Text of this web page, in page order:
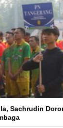
Sachrudin